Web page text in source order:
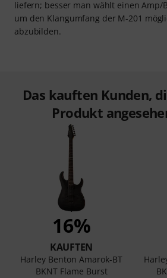
liefern; besser man wählt einen Amp/
um den Klangumfang der M-201
abzubilden.
Das kauften Kunden,
Produkt
16%
KAUFTEN
Harley Benton Amarok-BT
BKNT Flame Burst